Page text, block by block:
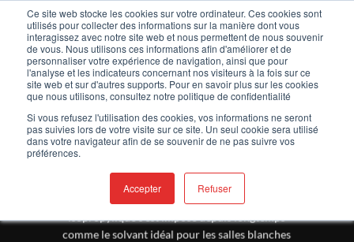
Ce site web stocke les cookies sur votre ordinateur. Ces cookies sont
utilisés pour collecter des informations sur la manière dont vous
interagissez avec notre site web et nous permettent de nous souvenir
de vous. Nous utilisons ces informations afin d'améliorer et de
personnaliser votre expérience de navigation, ainsi que pour
l'analyse et les indicateurs concernant nos visiteurs à la fois sur ce
site web et sur d'autres supports. Pour en savoir plus sur les cookies
que nous utilisons, consultez notre politique de confidentialité
Si vous refusez l'utilisation des cookies, vos informations ne seront
pas suivies lors de votre visite sur ce site. Un seul cookie sera utilisé
dans votre navigateur afin de se souvenir de ne pas suivre vos
préférences.
Accepter Refuser
Passer
contenu
Bienvenue sur notre nouveau site !
LINGETTES PRÉ-
et sont pratiques et efficaces. L'alcool
comme le solvant idéal pour les salles blanches